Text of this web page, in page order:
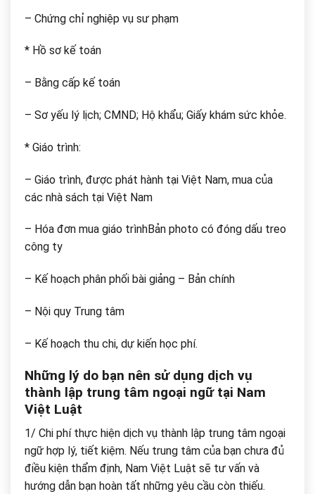
– Chứng chỉ nghiệp vụ sư phạm
* Hồ sơ kế toán
– Bằng cấp kế toán
– Sơ yếu lý lịch; CMND; Hộ khẩu; Giấy khám sức khỏe.
* Giáo trình:
– Giáo trình, được phát hành tại Việt Nam, mua của
các nhà sách tại Việt Nam
– Hóa đơn mua giáo trìnhBản photo có đóng dấu treo
công ty
– Kế hoạch phân phối bài giảng – Bản chính
– Nội quy Trung tâm
– Kế hoạch thu chi, dự kiến học phí.
Những lý do bạn nên sử dụng dịch vụ
thành lập trung tâm ngoại ngữ tại Nam
Việt Luật
1/ Chi phí thực hiện dịch vụ thành lập trung tâm ngoại
ngữ hợp lý, tiết kiệm. Nếu trung tâm của bạn chưa đủ
điều kiện thẩm định, Nam Việt Luật sẽ tư vấn và
hướng dẫn bạn hoàn tất những yêu cầu còn thiếu.